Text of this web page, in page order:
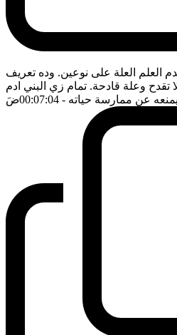
العلم العلة على نوعين. وده تعريف
تقدح وعلة قادحة. تمام زي البني ادم
عن ممارسة حياته - 00:07:04 ضَ